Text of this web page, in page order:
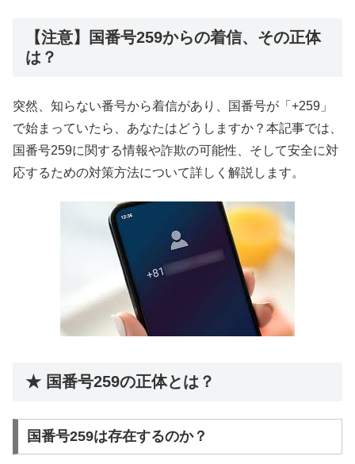
【注意】国番号259からの着信、その正体
は？
突然、知らない番号から着信があり、国番号が「+259」
で始まっていたら、あなたはどうしますか？本記事では、
国番号259に関する情報や詐欺の可能性、そして安全に対
応するための対策方法について詳しく解説します。
★ 国番号259の正体とは？
国番号259は存在するのか？